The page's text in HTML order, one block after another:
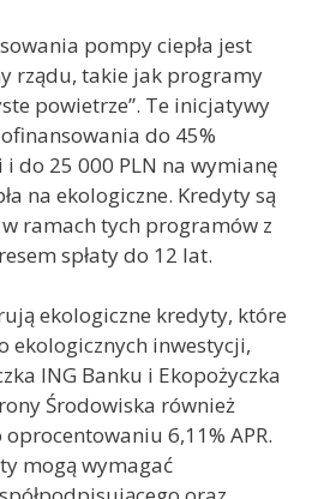
pompy ciepła jest
rządu, takie jak programy
powietrze”. Te inicjatywy
do 45%
do 25 000 PLN na wymianę
na ekologiczne. Kredyty są
ramach tych programów z
spłaty do 12 lat.
ekologiczne kredyty, które
ekologicznych inwestycji,
ING Banku i Ekopożyczka
Środowiska również
6,11% APR.
mogą wymagać